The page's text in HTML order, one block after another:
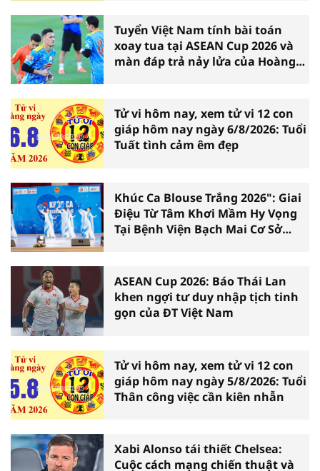
Tuyển Việt Nam tính bài toán
xoay tua tại ASEAN Cup 2026 và
màn đáp trả nảy lửa của Hoàng
Tử vi hôm nay, xem tử vi 12 con
giáp hôm nay ngày 6/8/2026: Tuổi
Tuất tình cảm êm đẹp
Khúc Ca Blouse Trắng 2026": Giai
Điệu Từ Tâm Khơi Mầm Hy Vọng
Tại Bệnh Viện Bạch Mai Cơ Sở
ASEAN Cup 2026: Báo Thái Lan
khen ngợi tư duy nhập tịch tinh
gọn của ĐT Việt Nam
Tử vi hôm nay, xem tử vi 12 con
giáp hôm nay ngày 5/8/2026: Tuổi
Thân công việc cần kiên nhẫn
Xabi Alonso tái thiết Chelsea:
Cuộc cách mạng chiến thuật và